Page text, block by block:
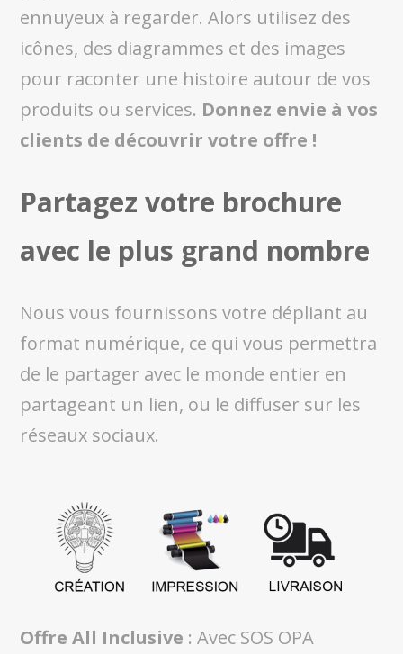
ennuyeux à regarder. Alors utilisez des
icônes, des diagrammes et des images
pour raconter une histoire autour de vos
produits ou services. Donnez envie à vos
clients de découvrir votre offre !
Partagez votre brochure
avec le plus grand nombre
Nous vous fournissons votre dépliant au
format numérique, ce qui vous permettra
de le partager avec le monde entier en
partageant un lien, ou le diffuser sur les
réseaux sociaux.
Offre All Inclusive : Avec SOS OPA